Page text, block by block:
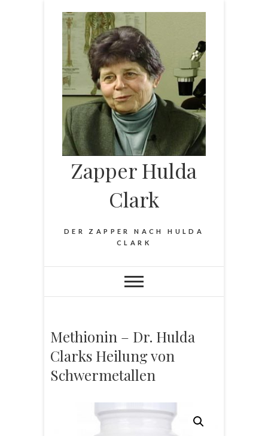
content
Zapper Hulda
Clark
DER ZAPPER NACH HULDA
CLARK
Methionin – Dr. Hulda
Clarks Heilung von
Schwermetallen